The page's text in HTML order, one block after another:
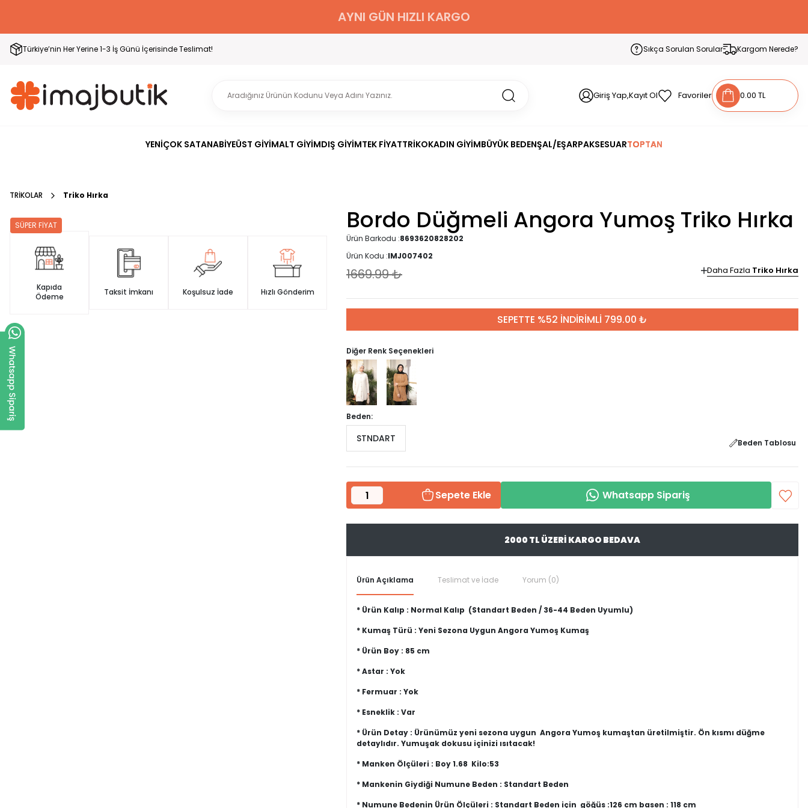
AYNI GÜN HIZLI KARGO
Türkiye’nin Her Yerine 1-3 İş Günü İçerisinde Teslimat! Sıkça Sorulan Sorular Kargom Nerede?
Giriş Yap,Kayıt Ol Favoriler 0.00 TL
YENİÇOK SATANABİYEÜST GİYİMALT GİYİMDIŞ GİYİMTEK FİYATTRİKOKADIN GİYİMBÜYÜK BEDENŞAL/EŞARPAKSESUARTOPTAN
TRİKOLAR Triko Hırka
SÜPER FİYAT
Kapıda
Ödeme
Taksit İmkanı Koşulsuz İade Hızlı Gönderim
Bordo Düğmeli Angora Yumoş Triko Hırka
Ürün Barkodu :8693620828202
Ürün Kodu :IMJ007402
1669.99₺ Daha Fazla Triko Hırka
SEPETTE %52 İNDİRİMLİ 799.00 ₺
Diğer Renk Seçenekleri
Beden:
STNDART Beden Tablosu
Sepete Ekle Whatsapp Sipariş
2000 TL ÜZERİ KARGO BEDAVA
Ürün Açıklama Teslimat ve İade Yorum (0)
* Ürün Kalıp : Normal Kalıp (Standart Beden / 36-44 Beden Uyumlu)
* Kumaş Türü : Yeni Sezona Uygun Angora Yumoş Kumaş
* Ürün Boy : 85 cm
* Astar : Yok
* Fermuar : Yok
* Esneklik : Var
* Ürün Detay : Ürünümüz yeni sezona uygun Angora Yumoş kumaştan üretilmiştir. Ön kısmı düğme
detaylıdır. Yumuşak dokusu içinizi ısıtacak!
* Manken Ölçüleri : Boy 1.68 Kilo:53
* Mankenin Giydiği Numune Beden : Standart Beden
* Numune Bedenin Ürün Ölçüleri : Standart Beden için göğüs :126 cm basen : 118 cm